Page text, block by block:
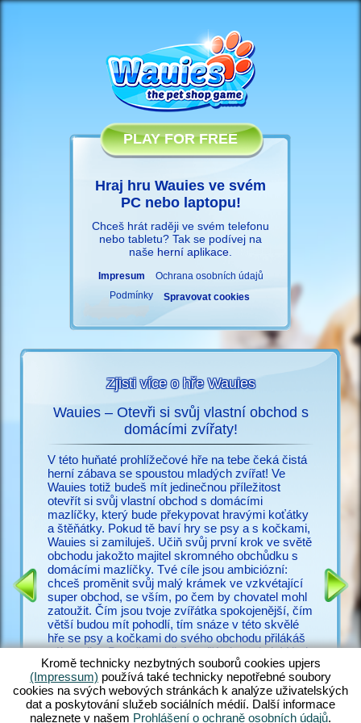
PLAY FOR FREE
Hraj hru Wauies ve svém
PC nebo laptopu!
Chceš hrát raději ve svém telefonu
nebo tabletu? Tak se podívej na
naše herní aplikace
Impresum
Ochrana osobních údajů
Podmínky
Spravovat cookies
Zjisti více o hře Wauies
Wauies – Otevři si svůj vlastní obchod s
domácími zvířaty!
V této huňaté prohlížečové hře na tebe čeká čistá
herní zábava se spoustou mladých zvířat! Ve
Wauies totiž budeš mít jedinečnou příležitost
otevřít si svůj vlastní obchod s domácími
mazlíčky, který bude překypovat hravými koťátky
a štěňátky. Pokud tě baví hry se psy a s kočkami,
Wauies si zamiluješ. Učiň svůj první krok ve světě
obchodu jakožto majitel skromného obchůdku s
domácími mazlíčky. Tvé cíle jsou ambiciózní:
chceš proměnit svůj malý krámek ve vzkvétající
super obchod, se vším, po čem by chovatel mohl
zatoužit. Čím jsou tvoje zvířátka spokojenější, čím
větší budou mít pohodlí, tím snáze v této skvělé
hře se psy a kočkami do svého obchodu přilákáš
zákazníky. Panečku – těch zvířátek tu ale je! Hraj
si s hopsajícími štěňátek čivavy, zadováděj si s
neustále hladovými štěňaty labradora, učeš huňaté
koťátko perské kočky a nakrm rozkošná koťátka
ragdoll – jen rozdat pár jmen. Objev ohromující
směsici hry Wauies, která v sobě kombinuje prvky
s
zakus
Kromě technicky nezbytných souborů cookies upjers
(Impressum) používá také technicky nepotřebné soubory
cookies na svých webových stránkách k analýze uživatelských
dat a poskytování služeb sociálních médií. Další informace
naleznete v našem Prohlášení o ochraně osobních údajů.